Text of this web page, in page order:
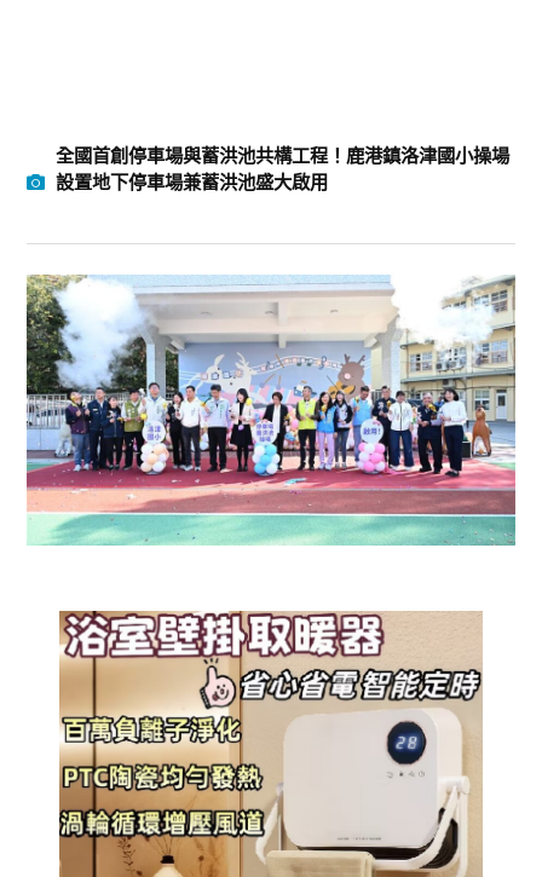
全國首創停車場與蓄洪池共構工程！鹿港鎮洛津國小操場
設置地下停車場兼蓄洪池盛大啟用